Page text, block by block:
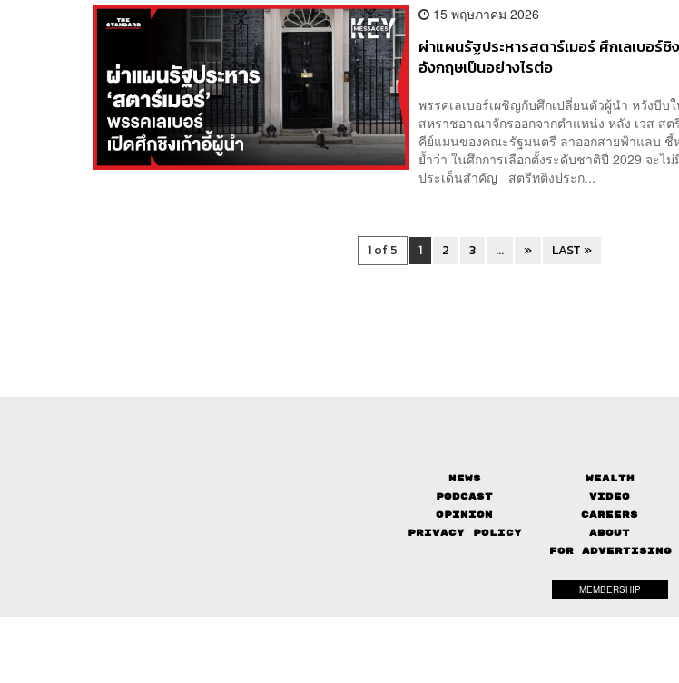
15 พฤษภาคม 2026
ผ่าแผนรัฐประหารสตาร์เมอร์ ศึกเลเบอร์ชิ
อังกฤษเป็นอย่างไรต่อ
พรรคเลเบอร์เผชิญกับศึกเปลี่ยนตัวผู้นำ หวังบีบ
สหราชอาณาจักรออกจากตำแหน่ง หลัง เวส ส
คีย์แมนของคณะรัฐมนตรี ลาออกสายฟ้าแลบ ชี้
ย้ำว่า ในศึกการเลือกตั้งระดับชาติปี 2029 จะไ
ประเด็นสำคัญ สตรีทติงประก...
1 of 5 1 2 3 ... » LAST »
News Wealth
Podcast
Video
Opinion
Careers
Privacy Policy
About
FOR ADVERTISING
MEMBERSHIP